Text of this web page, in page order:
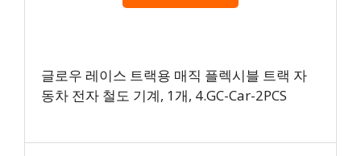
글로우 레이스 트랙용 매직 플렉시블 트랙 자
동차 전자 철도 기계, 1개, 4.GC-Car-2PCS